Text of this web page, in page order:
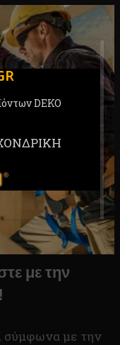
DEKO
και τιμές
με την
σύμφωνα με την